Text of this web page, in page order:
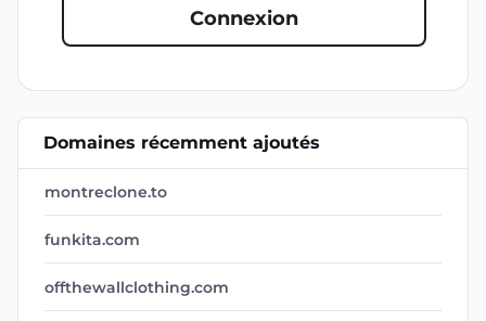
Connexion
Domaines récemment ajoutés
montreclone.to
funkita.com
offthewallclothing.com